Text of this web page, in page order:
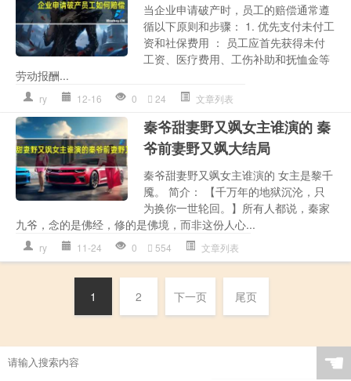
当企业申请破产时，员工的赔偿通常遵
循以下原则和步骤： 1. 优先支付未付工
资和社保费用 ： 员工应首先获得未付
工资、医疗费用、工伤补助和抚恤金等
劳动报酬...
ry 12-16 0 24 文章列表
秦爷甜妻野又飒女主谁演的 秦
爷前妻野又飒大结局
秦爷甜妻野又飒女主谁演的 女主是黎千
魇。 简介： 【千万年的地狱沉沦，只
为换你一世轮回。】所有人都说，秦家
九爷，念的是佛经，修的是佛境，而非这份人心...
ry 11-24 0 554 文章列表
1 2 下一页 尾页
☚